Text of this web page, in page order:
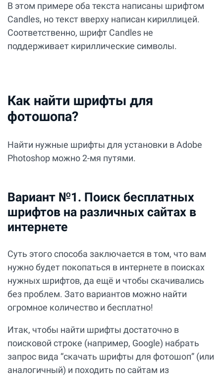
В этом примере оба текста написаны шрифтом
Candles, но текст вверху написан кириллицей.
Соответственно, шрифт Candles не
поддерживает кириллические символы.
Как найти шрифты для
фотошопа?
Найти нужные шрифты для установки в Adobe
Photoshop можно 2-мя путями.
Вариант №1. Поиск бесплатных
шрифтов на различных сайтах в
интернете
Суть этого способа заключается в том, что вам
нужно будет покопаться в интернете в поисках
нужных шрифтов, да ещё и чтобы скачивались
без проблем. Зато вариантов можно найти
огромное количество и бесплатно!
Итак, чтобы найти шрифты достаточно в
поисковой строке (например, Google) набрать
запрос вида “скачать шрифты для фотошоп” (или
аналогичный) и походить по сайтам из